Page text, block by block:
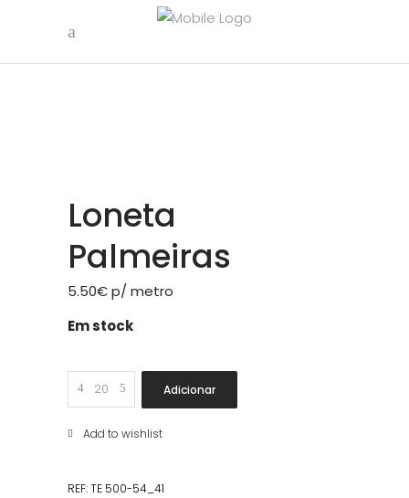
Loneta
Palmeiras
5.50€p/ metro
Em stock
Loneta
Palmeiras
quantity
Adicionar
Add to wishlist
REF:TE 500-54_41